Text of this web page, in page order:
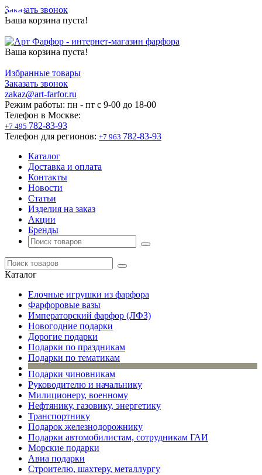
Заказать звонок
Ваша корзина пуста!
Ваша корзина пуста!
Избранные товары
Заказать звонок
zakaz@art-farfor.ru
Режим работы: пн - пт c 9-00 до 18-00
Телефон в Москве:
+7 495 782-83-93
Телефон для регионов: +7 963 782-83-93
Каталог
Доставка и оплата
Контакты
Новости
Статьи
Изделия на заказ
Акции
Бренды
Каталог
Елочные игрушки из фарфора
Фарфоровые вазы
Императорский фарфор (ЛФЗ)
Новогодние подарки
Дорогие подарки
Подарки по праздникам
Подарки по тематикам
Подарки чиновникам
Руководителю и начальнику
Милиционеру, военному
Нефтянику, газовику, энергетику
Транспортнику
Подарок железнодорожнику
Подарки автомобилистам, сотрудникам ГАИ
Морские подарки
Авиа подарки
Строителю, шахтеру, металлургу